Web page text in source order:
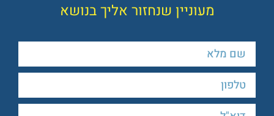
מעוניין שנחזור אליך בנושא